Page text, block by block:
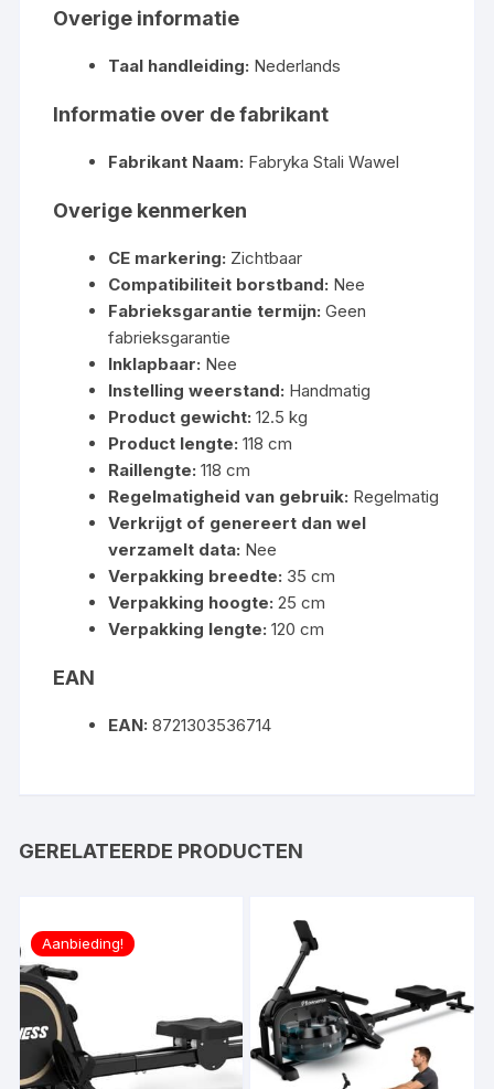
Overige informatie
Taal handleiding: Nederlands
Informatie over de fabrikant
Fabrikant Naam: Fabryka Stali Wawel
Overige kenmerken
CE markering: Zichtbaar
Compatibiliteit borstband: Nee
Fabrieksgarantie termijn: Geen
fabrieksgarantie
Inklapbaar: Nee
Instelling weerstand: Handmatig
Product gewicht: 12.5 kg
Product lengte: 118 cm
Raillengte: 118 cm
Regelmatigheid van gebruik: Regelmatig
Verkrijgt of genereert dan wel
verzamelt data: Nee
Verpakking breedte: 35 cm
Verpakking hoogte: 25 cm
Verpakking lengte: 120 cm
EAN
EAN: 8721303536714
GERELATEERDE PRODUCTEN
Aanbieding!